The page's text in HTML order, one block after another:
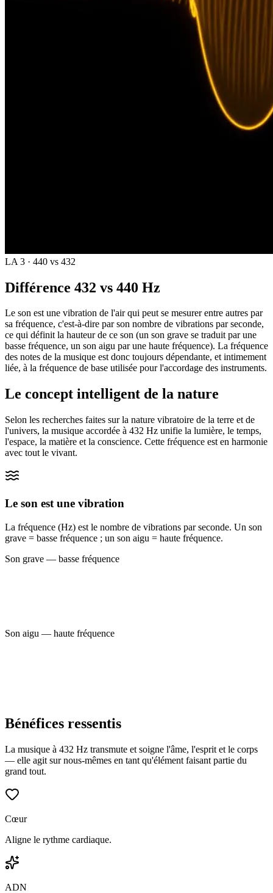
LA 3 · 440 vs 432
Différence 432 vs 440 Hz
Le son est une vibration de l'air qui peut se mesurer entre autres par
sa fréquence, c'est-à-dire par son nombre de vibrations par seconde,
ce qui définit la hauteur de ce son (un son grave se traduit par une
basse fréquence, un son aigu par une haute fréquence). La fréquence
des notes de la musique est donc toujours dépendante, et intimement
liée, à la fréquence de base utilisée pour l'accordage des instruments.
Le concept intelligent de la nature
Selon les recherches faites sur la nature vibratoire de la terre et de
l'univers, la musique accordée à 432 Hz unifie la lumière, le temps,
l'espace, la matière et la conscience. Cette fréquence est en harmonie
avec tout le vivant.
Le son est une vibration
La fréquence (Hz) est le nombre de vibrations par seconde. Un son
grave = basse fréquence ; un son aigu = haute fréquence.
Son grave — basse fréquence
Son aigu — haute fréquence
Bénéfices ressentis
La musique à 432 Hz transmute et soigne l'âme, l'esprit et le corps
— elle agit sur nous-mêmes en tant qu'élément faisant partie du
grand tout.
Cœur
Aligne le rythme cardiaque.
ADN